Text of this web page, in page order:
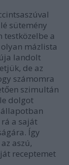
sütemény
a
mázlista
landolt
de az
számomra
szimultán
dolgot
a saját
Így
aszú,
receptemet